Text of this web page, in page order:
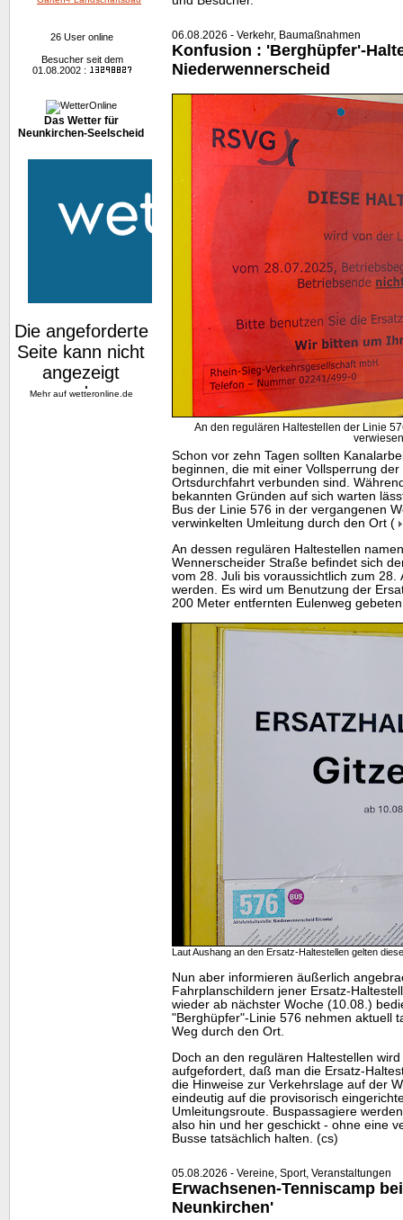
26 User online
Besucher seit dem
01.08.2002 :
Das Wetter für
Neunkirchen-Seelscheid
Mehr auf wetteronline.de
06.08.2026 - Verkehr, Baumaßnahmen
Konfusion : 'Berghüpfer'-
Niederwennerscheid
An den regulären Haltestellen der Linie
verwiesen
Schon vor zehn Tagen sollten
beginnen, die mit einer Vollsperrung
Ortsdurchfahrt verbunden sind.
bekannten Gründen auf sich warten
Bus der Linie 576 in der vergangenen
verwinkelten Umleitung durch den Ort (
An dessen regulären Haltestellen
Wennerscheider Straße befindet sich
vom 28. Juli bis voraussichtlich zum 28.
werden. Es wird um Benutzung der
200 Meter entfernten Eulenweg
Laut Aushang an den Ersatz-Haltestellen gelten
Nun aber informieren äußerlich
Fahrplanschildern jener Ersatz-
wieder ab nächster Woche (10.08.)
"Berghüpfer"-Linie 576 nehmen aktuell
Weg durch den Ort.
Doch an den regulären Haltestellen
aufgefordert, daß man die Ersatz-
die Hinweise zur Verkehrslage auf der
eindeutig auf die provisorisch
Umleitungsroute. Buspassagiere
also hin und her geschickt - ohne eine
Busse tatsächlich halten. (cs)
05.08.2026 - Vereine, Sport, Veranstaltungen
Erwachsenen-Tenniscamp
Neunkirchen'